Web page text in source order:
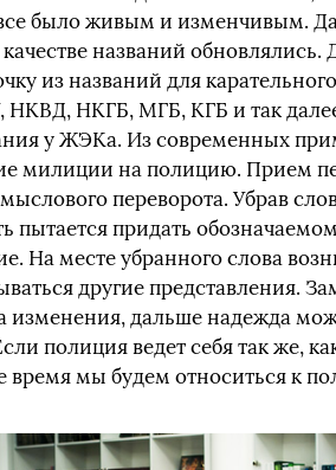
было живым и изменчивым.
названий обновлялись.
из названий для
НКГБ, МГБ, КГБ и так
у ЖЭКа. Из современных
милиции на полицию. Прием
переворота. Убрав
пытается придать
На месте убранного слова
другие представления.
изменения, дальше надежда
полиция ведет себя так же,
время мы будем относиться к